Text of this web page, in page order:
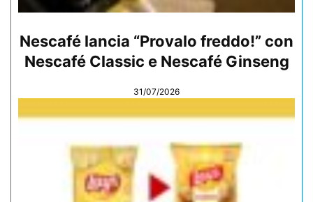
Nescafé lancia “Provalo freddo!” con
Nescafé Classic e Nescafé Ginseng
31/07/2026